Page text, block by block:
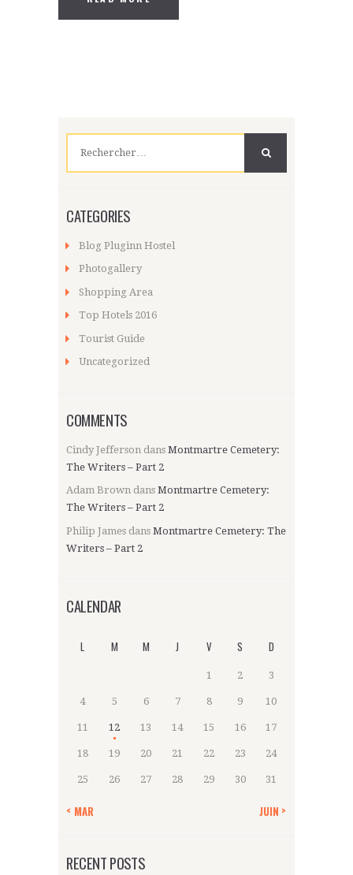
CATEGORIES
Blog Pluginn Hostel
Photogallery
Shopping Area
Top Hotels 2016
Tourist Guide
Uncategorized
COMMENTS
Cindy Jefferson dans Montmartre Cemetery:
The Writers – Part 2
Adam Brown dans Montmartre Cemetery:
The Writers – Part 2
Philip James dans Montmartre Cemetery: The
Writers – Part 2
CALENDAR
L M M J V S D
1 2 3
4 5 6 7 8 9 10
11 12 13 14 15 16 17
18 19 20 21 22 23 24
25 26 27 28 29 30 31
« MAR JUIN »
RECENT POSTS